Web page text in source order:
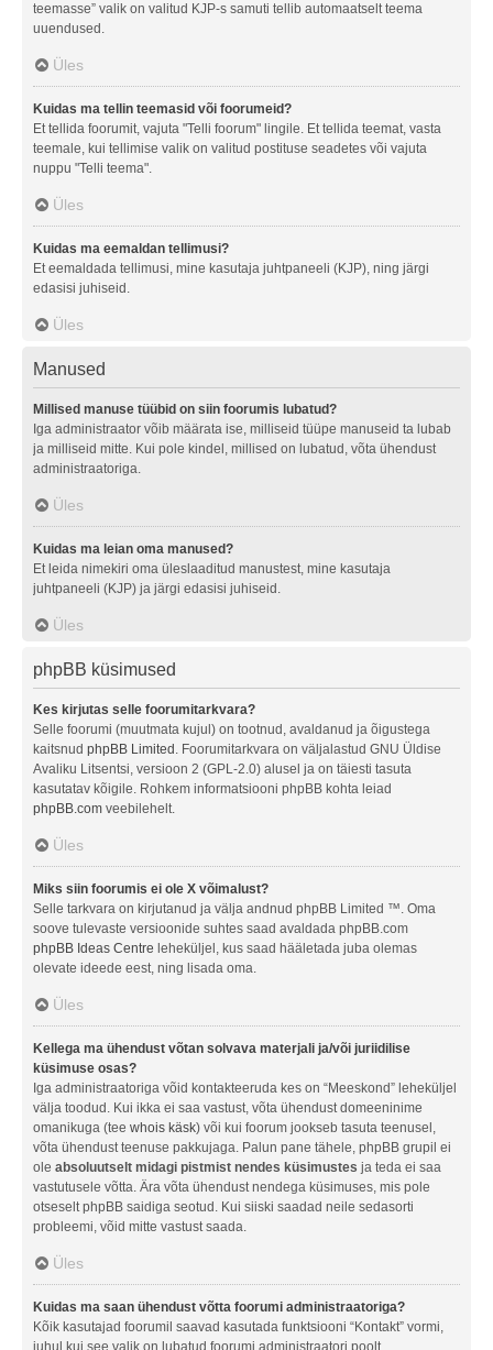
teemasse” valik on valitud KJP-s samuti tellib automaatselt teema
uuendused.
Üles
Kuidas ma tellin teemasid või foorumeid?
Et tellida foorumit, vajuta "Telli foorum" lingile. Et tellida teemat, vasta
teemale, kui tellimise valik on valitud postituse seadetes või vajuta
nuppu "Telli teema".
Üles
Kuidas ma eemaldan tellimusi?
Et eemaldada tellimusi, mine kasutaja juhtpaneeli (KJP), ning järgi
edasisi juhiseid.
Üles
Manused
Millised manuse tüübid on siin foorumis lubatud?
Iga administraator võib määrata ise, milliseid tüüpe manuseid ta lubab
ja milliseid mitte. Kui pole kindel, millised on lubatud, võta ühendust
administraatoriga.
Üles
Kuidas ma leian oma manused?
Et leida nimekiri oma üleslaaditud manustest, mine kasutaja
juhtpaneeli (KJP) ja järgi edasisi juhiseid.
Üles
phpBB küsimused
Kes kirjutas selle foorumitarkvara?
Selle foorumi (muutmata kujul) on tootnud, avaldanud ja õigustega
kaitsnud phpBB Limited . Foorumitarkvara on väljalastud GNU Üldise
Avaliku Litsentsi, versioon 2 (GPL-2.0) alusel ja on täiesti tasuta
kasutatav kõigile. Rohkem informatsiooni phpBB kohta leiad
phpBB.com veebilehelt.
Üles
Miks siin foorumis ei ole X võimalust?
Selle tarkvara on kirjutanud ja välja andnud phpBB Limited ™. Oma
soove tulevaste versioonide suhtes saad avaldada phpBB.com
phpBB Ideas Centre leheküljel, kus saad hääletada juba olemas
olevate ideede eest, ning lisada oma.
Üles
Kellega ma ühendust võtan solvava materjali ja/või juriidilise
küsimuse osas?
Iga administraatoriga võid kontakteeruda kes on “Meeskond” leheküljel
välja toodud. Kui ikka ei saa vastust, võta ühendust domeeninime
omanikuga (tee whois käsk) või kui foorum jookseb tasuta teenusel,
võta ühendust teenuse pakkujaga. Palun pane tähele, phpBB grupil ei
ole absoluutselt midagi pistmist nendes küsimustes ja teda ei saa
vastutusele võtta. Ära võta ühendust nendega küsimuses, mis pole
otseselt phpBB saidiga seotud. Kui siiski saadad neile sedasorti
probleemi, võid mitte vastust saada.
Üles
Kuidas ma saan ühendust võtta foorumi administraatoriga?
Kõik kasutajad foorumil saavad kasutada funktsiooni “Kontakt” vormi,
juhul kui see valik on lubatud foorumi administraatori poolt.